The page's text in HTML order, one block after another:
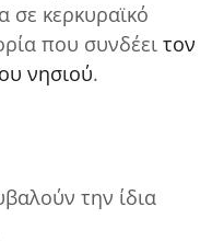
σε κερκυραϊκό
που συνδέει τον
νησιού.
την ίδια